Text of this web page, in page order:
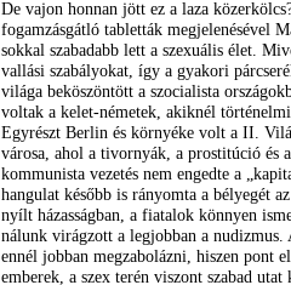
De vajon honnan jött ez a laza
fogamzásgátló tabletták megjelenésével
sokkal szabadabb lett a szexuális élet.
vallási szabályokat, így a gyakori
világa beköszöntött a szocialista
voltak a kelet-németek, akiknél
Egyrészt Berlin és környéke volt a II.
városa, ahol a tivornyák, a prostitúció és
kommunista vezetés nem engedte a
hangulat később is rányomta a bélyegét
nyílt házasságban, a fiatalok könnyen
nálunk virágzott a legjobban a
ennél jobban megzabolázni, hiszen pont
emberek, a szex terén viszont szabad